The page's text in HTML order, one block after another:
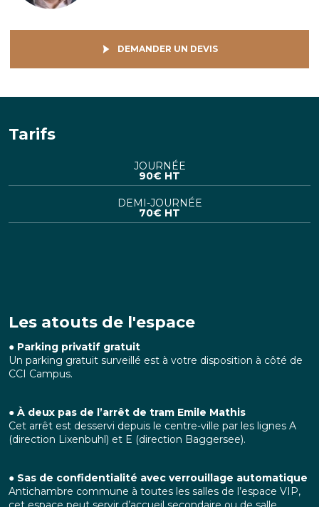
DEMANDER UN DEVIS
Tarifs
JOURNÉE
90€ HT
DEMI-JOURNÉE
70€ HT
Les atouts de l'espace
● Parking privatif gratuit
Un parking gratuit surveillé est à votre disposition à côté de
CCI Campus.
● À deux pas de l’arrêt de tram Emile Mathis
Cet arrêt est desservi depuis le centre-ville par les lignes A
(direction Lixenbuhl) et E (direction Baggersee).
● Sas de confidentialité avec verrouillage automatique
Antichambre commune à toutes les salles de l’espace VIP,